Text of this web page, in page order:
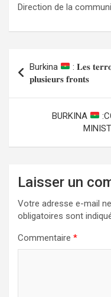
Direction de la
de
l’article
Burkina
: 𝐋𝐞𝐬
𝐩𝐥𝐮𝐬𝐢𝐞𝐮𝐫𝐬 𝐟𝐫𝐨𝐧𝐭𝐬
BURKINA
Laisser un
Votre adresse e-mail
obligatoires sont
Commentaire *